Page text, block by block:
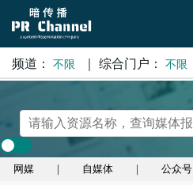
频道： 不限 综合门户： 不限
网媒 ｜ 自媒体 ｜ 公众号